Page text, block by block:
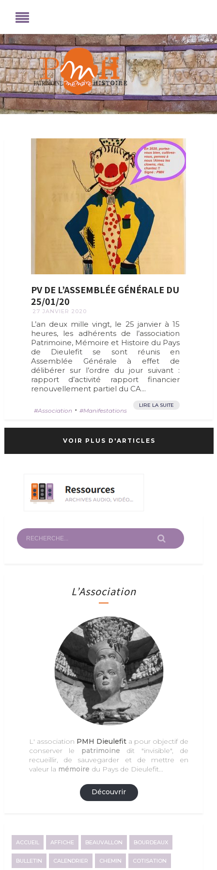
PV DE L’ASSEMBLÉE GÉNÉRALE DU
25/01/20
27 JANVIER 2020
L’an deux mille vingt, le 25 janvier à 15
heures, les adhérents de l’association
Patrimoine, Mémoire et Histoire du Pays
de Dieulefit se sont réunis en
Assemblée Générale à effet de
délibérer sur l’ordre du jour suivant :
rapport d’activité rapport financier
renouvellement partiel du CA...
LIRE LA SUITE
Association • Manifestations
VOIR PLUS D'ARTICLES
L’Association
L' association PMH Dieulefit a pour objectif de
conserver le patrimoine dit "invisible", de
recueillir, de sauvegarder et de mettre en
valeur la mémoire du Pays de Dieulefit...
Découvrir
ACCUEIL AFFICHE BEAUVALLON BOURDEAUX
BULLETIN CALENDRIER CHEMIN COTISATION